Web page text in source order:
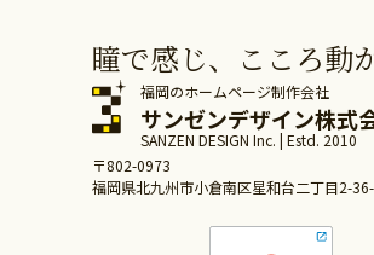
瞳で感じ、こころ動か
福岡のホームページ制作会社
サンゼンデザイン株式
SANZEN DESIGN Inc. | Estd. 2010
〒802-0973
福岡県北九州市小倉南区星和台二丁目2-